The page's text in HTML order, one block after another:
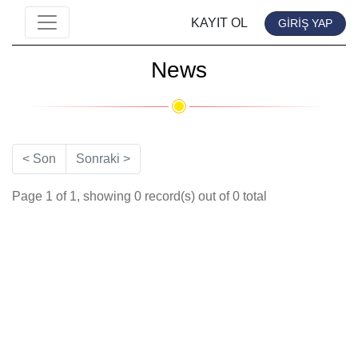
KAYIT OL GİRİŞ YAP
News
< Son Sonraki >
Page 1 of 1, showing 0 record(s) out of 0 total